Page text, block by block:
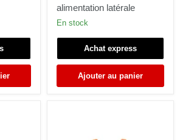
pour
TOYOTA
SW20
3S-
EJ20
BG5
alimentation
alimentation latérale
En stock
Achat express
Ajouter au panier